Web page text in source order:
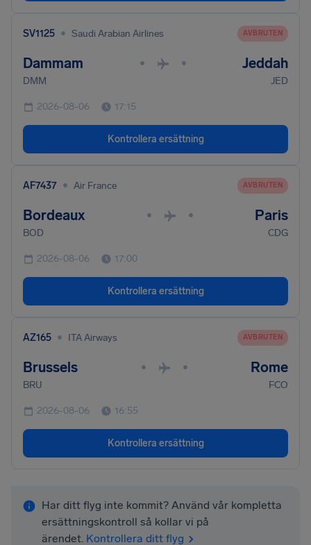
SV1125 • Saudi Arabian Airlines AVBRUTEN
Dammam • • Jeddah
DMM JED
2026-08-06 17:15
Kontrollera ersättning
AF7437 • Air France AVBRUTEN
Bordeaux • • Paris
BOD CDG
2026-08-06 17:00
Kontrollera ersättning
AZ165 • ITA Airways AVBRUTEN
Brussels • • Rome
BRU FCO
2026-08-06 16:55
Kontrollera ersättning
Har ditt flyg inte kommit? Använd vår kompletta
ersättningskontroll så kollar vi på
ärendet. Kontrollera ditt flyg